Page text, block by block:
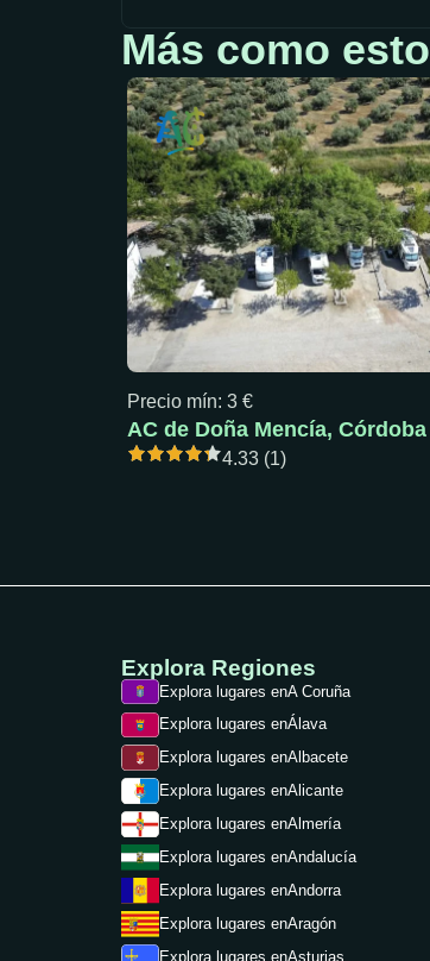
Más como esto
Precio mín: 3 €
AC de Doña Mencía, Córdoba
4.33 (1)
Explora Regiones
Explora lugares enA Coruña
Explora lugares enÁlava
Explora lugares enAlbacete
Explora lugares enAlicante
Explora lugares enAlmería
Explora lugares enAndalucía
Explora lugares enAndorra
Explora lugares enAragón
Explora lugares enAsturias